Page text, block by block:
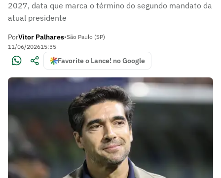
2027, data que marca o término do segundo mandato da
atual presidente
PorVitor Palhares•São Paulo (SP)
11/06/202615:35
Favorite o Lance! no Google